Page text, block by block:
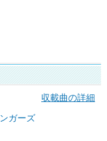
収載曲の詳細
ガーズ